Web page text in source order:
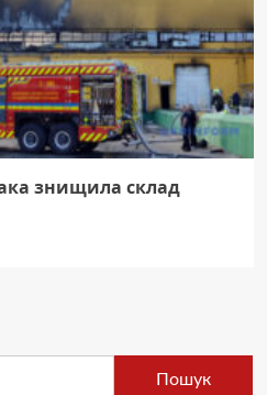
знищила склад
Пошук